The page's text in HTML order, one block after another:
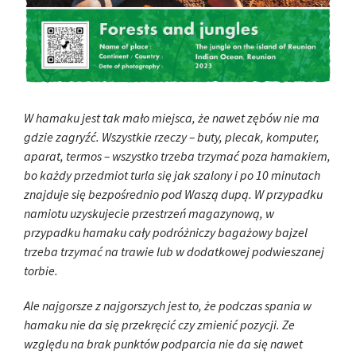
W hamaku jest tak mało miejsca, że nawet zębów nie ma
gdzie zagryźć. Wszystkie rzeczy – buty, plecak, komputer,
aparat, termos – wszystko trzeba trzymać poza hamakiem,
bo każdy przedmiot turla się jak szalony i po 10 minutach
znajduje się bezpośrednio pod Waszą dupą. W przypadku
namiotu uzyskujecie przestrzeń magazynową, w
przypadku hamaku cały podróżniczy bagażowy bajzel
trzeba trzymać na trawie lub w dodatkowej podwieszanej
torbie.
Ale najgorsze z najgorszych jest to, że podczas spania w
hamaku nie da się przekręcić czy zmienić pozycji. Ze
względu na brak punktów podparcia nie da się nawet